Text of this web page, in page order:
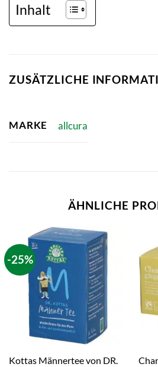
Inhalt
ZUSÄTZLICHE
MARKE allcura
ÄHNLICHE
-25%
Kottas Männertee von DR.